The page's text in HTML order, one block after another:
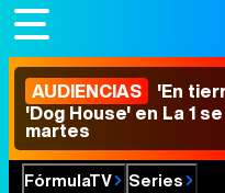
AUDIENCIAS 'En
'Dog House' en La 1
martes
FórmulaTV
Series